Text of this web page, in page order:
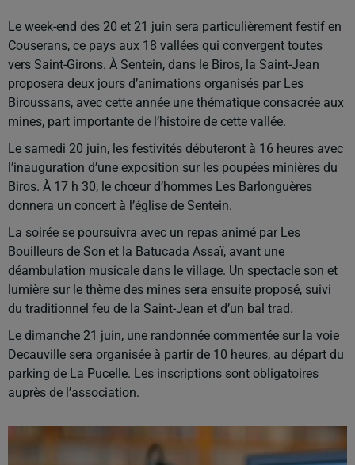
Le week-end des 20 et 21 juin sera particulièrement festif en
Couserans, ce pays aux 18 vallées qui convergent toutes
vers Saint-Girons. À Sentein, dans le Biros, la Saint-Jean
proposera deux jours d’animations organisés par Les
Biroussans, avec cette année une thématique consacrée aux
mines, part importante de l’histoire de cette vallée.
Le samedi 20 juin, les festivités débuteront à 16 heures avec
l’inauguration d’une exposition sur les poupées minières du
Biros. À 17 h 30, le chœur d’hommes Les Barlonguères
donnera un concert à l’église de Sentein.
La soirée se poursuivra avec un repas animé par Les
Bouilleurs de Son et la Batucada Assaï, avant une
déambulation musicale dans le village. Un spectacle son et
lumière sur le thème des mines sera ensuite proposé, suivi
du traditionnel feu de la Saint-Jean et d’un bal trad.
Le dimanche 21 juin, une randonnée commentée sur la voie
Decauville sera organisée à partir de 10 heures, au départ du
parking de La Pucelle. Les inscriptions sont obligatoires
auprès de l’association.